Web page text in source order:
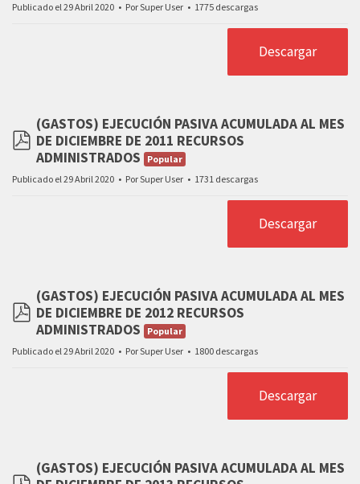
Publicado el 29 Abril 2020
PorSuper User 1775 descargas
Descargar
pdf
(GASTOS) EJECUCIÓN PASIVA ACUMULADA AL MES
DE DICIEMBRE DE 2011 RECURSOS
ADMINISTRADOS
Popular
Publicado el 29 Abril 2020
PorSuper User 1731 descargas
Descargar
pdf
(GASTOS) EJECUCIÓN PASIVA ACUMULADA AL MES
DE DICIEMBRE DE 2012 RECURSOS
ADMINISTRADOS
Popular
Publicado el 29 Abril 2020
PorSuper User 1800 descargas
Descargar
(GASTOS) EJECUCIÓN PASIVA ACUMULADA AL MES